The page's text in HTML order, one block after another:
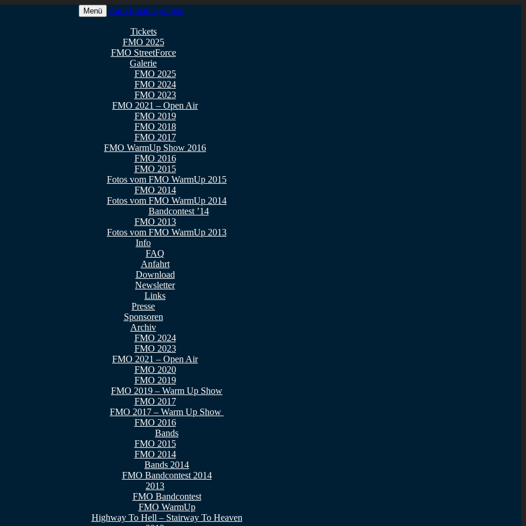
Menü Zum Inhalt springen
Tickets
FMO 2025
FMO StreetForce
Galerie
FMO 2025
FMO 2024
FMO 2023
FMO 2021 – Open Air
FMO 2019
FMO 2018
FMO 2017
FMO WarmUp Show 2016
FMO 2016
FMO 2015
Fotos vom FMO WarmUp 2015
FMO 2014
Fotos vom FMO WarmUp 2014
Bandcontest ’14
FMO 2013
Fotos vom FMO WarmUp 2013
Info
FAQ
Anfahrt
Download
Newsletter
Links
Presse
Sponsoren
Archiv
FMO 2024
FMO 2023
FMO 2021 – Open Air
FMO 2020
FMO 2019
FMO 2019 – Warm Up Show
FMO 2017
FMO 2017 – Warm Up Show
FMO 2016
Bands
FMO 2015
FMO 2014
Bands 2014
FMO Bandcontest 2014
2013
FMO Bandcontest
FMO WarmUp
Highway To Hell – Stairway To Heaven